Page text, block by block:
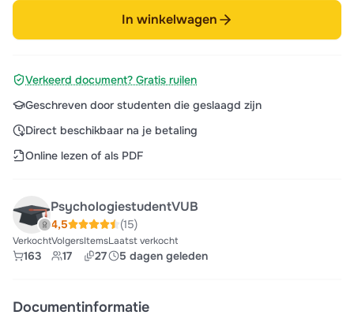
In winkelwagen
Verkeerd document? Gratis ruilen
Geschreven door studenten die geslaagd zijn
Direct beschikbaar na je betaling
Online lezen of als PDF
PsychologiestudentVUB
4,5 (15)
Verkocht
163
Volgers
17
Items
27
Laatst verkocht
5 dagen geleden
Documentinformatie